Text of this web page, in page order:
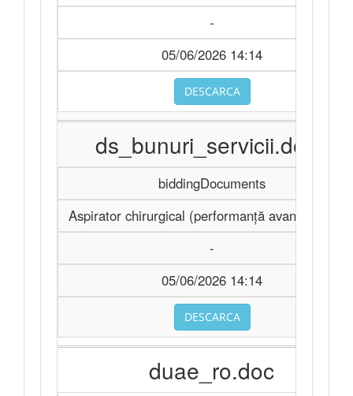
-
05/06/2026 14:14
DESCARCA
ds_bunuri_servicii.docx
biddingDocuments
Aspirator chirurgical (performanță avansată)
-
05/06/2026 14:14
DESCARCA
duae_ro.doc